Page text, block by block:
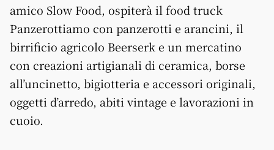
amico Slow Food, ospiterà il food truck
Panzerottiamo con panzerotti e arancini, il
birrificio agricolo Beerserk e un mercatino
con creazioni artigianali di ceramica, borse
all’uncinetto, bigiotteria e accessori originali,
oggetti d’arredo, abiti vintage e lavorazioni in
cuoio.